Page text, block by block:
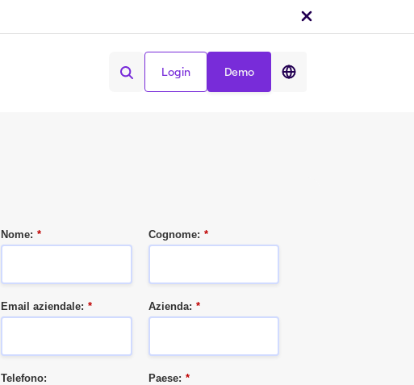
Login Demo
Condividi :
*
Nome: *
Cognome:
*
Email aziendale: *
Azienda:
Telefono: *
Paese: